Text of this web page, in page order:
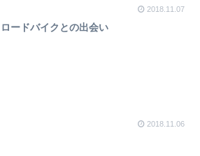
2018.11.07
ロードバイクとの出会い
2018.11.06